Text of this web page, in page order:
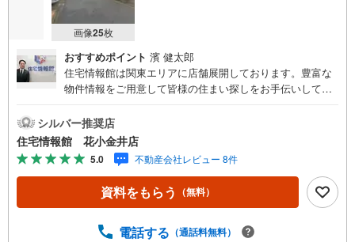
画像25枚
おすすめポイント 濱 健太郎
住宅情報館は関東エリアに店舗展開しております。豊富な
物件情報をご用意して皆様の住まい探しをお手伝いしてお
さい。【営業時間 10:00～19:00 火曜・水曜（祝日の場
合は営業いたします）】「資料請求」「内覧」のお問い合
わせは上記時間内ですとスムーズにご対応が可能です。ス
タッフ一同お客様のお問合せをお待ちしております。【住
宅ローン相談会】開催中無理のない住宅ローンの試算やご
購入の際にかかる諸費用の概算も行っております。しっか
気軽にご相談ください。お客様第一主義をモット-にお引越
シルバー推奨店
住宅情報館 花小金井店
5.0 不動産会社レビュー 8件
資料をもらう （無料）
電話する （通話料無料）